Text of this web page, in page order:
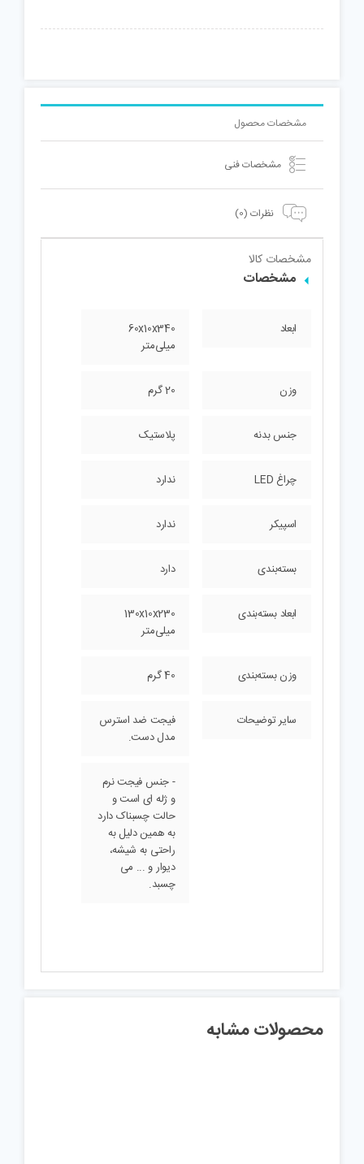
مشخصات محصول
مشخصات فنی
نظرات (0)
مشخصات کالا
مشخصات
ابعاد
60x10x340
میلی‌متر
وزن 20 گرم
جنس بدنه پلاستیک
چراغ LED ندارد
اسپیکر ندارد
بسته‌بندی دارد
ابعاد بسته‌بندی
130x10x230
میلی‌متر
وزن بسته‌بندی 40 گرم
سایر توضیحات
فیجت ضد استرس
مدل دست.
- جنس فیجت نرم
و ژله ای است و
حالت چسبناک دارد
به همین دلیل به
راحتی به شیشه،
دیوار و ... می
چسبد.
محصولات مشابه